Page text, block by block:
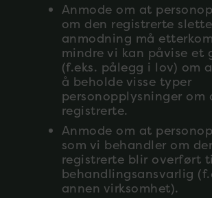
Anmode om at
om den registrerte
anmodning må
mindre vi kan påvise et
(f.eks. pålegg i lov) om
å beholde visse typer
personopplysninger om
registrerte.
Anmode om at
som vi behandler om
registrerte blir overført
behandlingsansvarlig
annen virksomhet).